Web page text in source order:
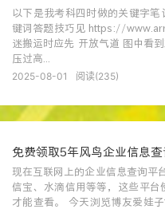
以下是我考科四时做的关键字
键词答题技巧见 https://
迷搬运时应先 开放气道 图中看
压过高...
2025-08-01 阅读(235)
免费领取5年风鸟企业信息
现在互联网上的企业信息查询平
信宝、水滴信用等等，这些平台
才能查看。 今天浏览博友爱娃